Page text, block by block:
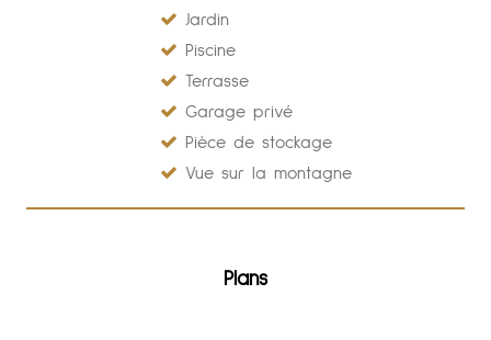
Jardin
Piscine
Terrasse
Garage privé
Pièce de stockage
Vue sur la montagne
Plans